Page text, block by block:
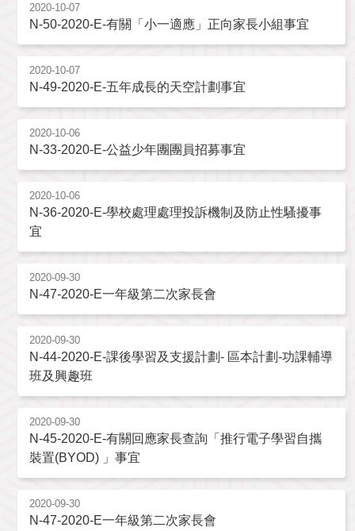
2020-10-07
N-50-2020-E-有關「小一適應」正向家長小組事宜
2020-10-07
N-49-2020-E-五年成長的天空計劃事宜
2020-10-06
N-33-2020-E-公益少年團團員招募事宜
2020-10-06
N-36-2020-E-學校處理處理投訴機制及防止性騷擾事
宜
2020-09-30
N-47-2020-E一年級第二次家長會
2020-09-30
N-44-2020-E-課後學習及支援計劃- 區本計劃-功課輔導
班及興趣班
2020-09-30
N-45-2020-E-有關回應家長查詢「推行電子學習自攜
裝置(BYOD) 」事宜
2020-09-30
N-47-2020-E一年級第二次家長會